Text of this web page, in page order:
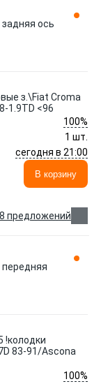
ось
з.\Fiat Croma
1.9TD <96
100%
1 шт.
сегодня в 21:00
В корзину
предложений
!колодки
83-91/Ascona
100%